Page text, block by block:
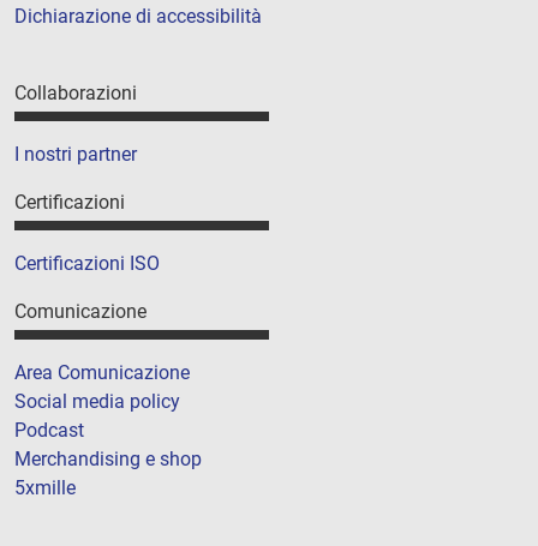
Dichiarazione di accessibilità
Collaborazioni
I nostri partner
Certificazioni
Certificazioni ISO
Comunicazione
Area Comunicazione
Social media policy
Podcast
Merchandising e shop
5xmille